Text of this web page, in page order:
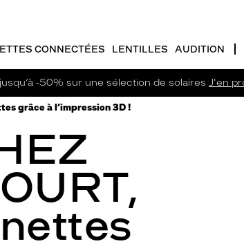
CONNECTÉES LENTILLES AUDITION
-50% sur une sélection de solaires J'en
grâce à l’impression 3D !